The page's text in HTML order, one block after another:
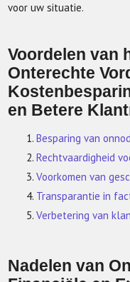
voor uw situatie.
Voordelen van
Onterechte
en Betere
Besparing van
Rechtvaardigheid
Voorkomen van
Transparantie in
Verbetering van
Nadelen van